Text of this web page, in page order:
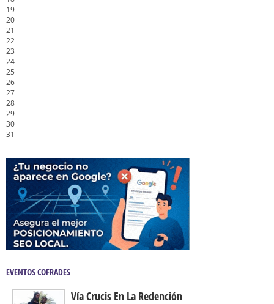
19
20
21
22
23
24
25
26
27
28
29
30
31
EVENTOS COFRADES
Vía Crucis En La Redención